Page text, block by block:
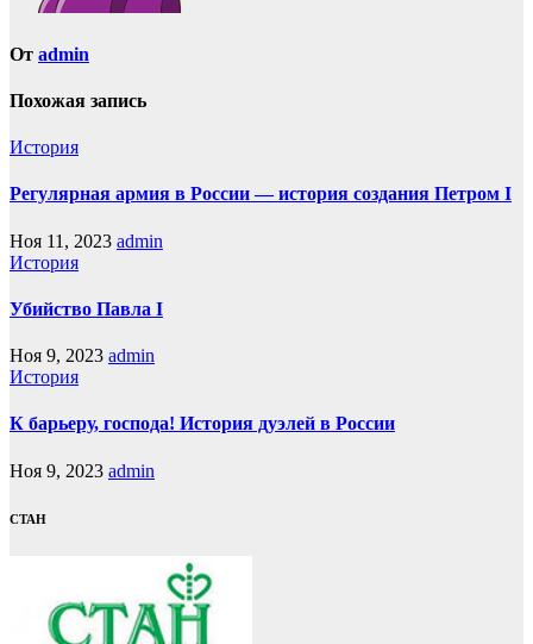
От admin
Похожая запись
История
Регулярная армия в России — история создания Петром I
Ноя 11, 2023 admin
История
Убийство Павла I
Ноя 9, 2023 admin
История
К барьеру, господа! История дуэлей в России
Ноя 9, 2023 admin
СТАН